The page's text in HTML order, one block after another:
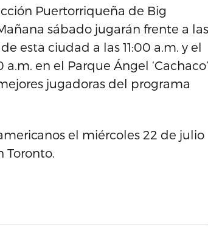
Puertorriqueña de Big
sábado jugarán frente a las
esta ciudad a las 11:00 a.m. y el
en el Parque Ángel ‘Cachaco’
jugadoras del programa
el miércoles 22 de julio
Toronto.